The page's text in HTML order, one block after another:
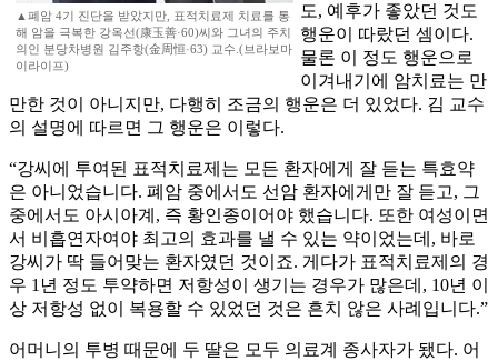
▲폐암 4기 진단을 받았지만, 표적치료제 치료를 통
해 암을 극복한 강옥선(康玉善·60)씨와 그녀의 주치
의인 분당차병원 김주항(金周恒·63) 교수.(브라보마
이라이프)
도, 예후가 좋았던 것도
행운이 따랐던 셈이다.
물론 이 정도 행운으로
이겨내기에 암치료는 만
만한 것이 아니지만, 다행히 조금의 행운은 더 있었다. 김 교수
의 설명에 따르면 그 행운은 이렇다.
“강씨에 투여된 표적치료제는 모든 환자에게 잘 듣는 특효약
은 아니었습니다. 폐암 중에서도 선암 환자에게만 잘 듣고, 그
중에서도 아시아계, 즉 황인종이어야 했습니다. 또한 여성이면
서 비흡연자여야 최고의 효과를 낼 수 있는 약이었는데, 바로
강씨가 딱 들어맞는 환자였던 것이죠. 게다가 표적치료제의 경
우 1년 정도 투약하면 저항성이 생기는 경우가 많은데, 10년 이
상 저항성 없이 복용할 수 있었던 것은 흔치 않은 사례입니다.”
어머니의 투병 때문에 두 딸은 모두 의료계 종사자가 됐다. 어